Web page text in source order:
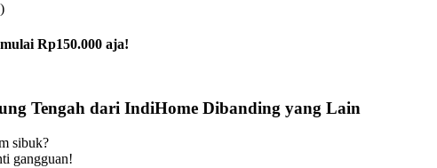
Rp150.000 aja!
Tengah dari IndiHome Dibanding yang Lain
sibuk?
gangguan!